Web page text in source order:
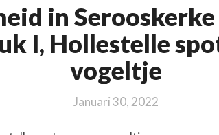
in
I, Hollestelle
vogeltje
Januari 30, 2022